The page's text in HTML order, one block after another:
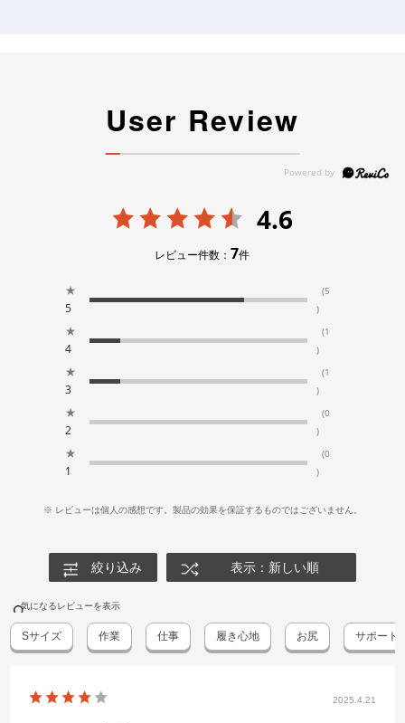
User Review
4.6
レビュー件数：7件
★
5
(5
)
★
4
(1
)
★
3
(1
)
★
2
(0
)
★
1
(0
)
※ レビューは個人の感想です。製品の効果を保証するものではございません。
絞り込み 表示：新しい順
気になるレビューを表示
Sサイズ 作業 仕事 履き心地 お尻 サポート
2025.4.21